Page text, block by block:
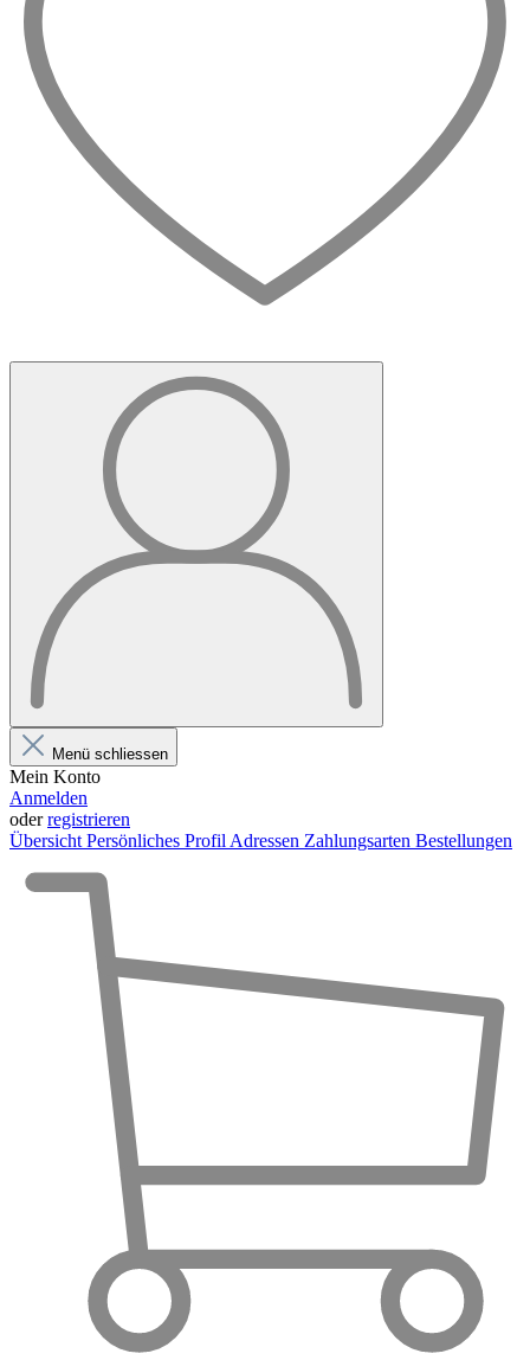
Menü schliessen
Mein Konto
Anmelden
oderregistrieren
Übersicht Persönliches Profil Adressen Zahlungsarten Bestellungen